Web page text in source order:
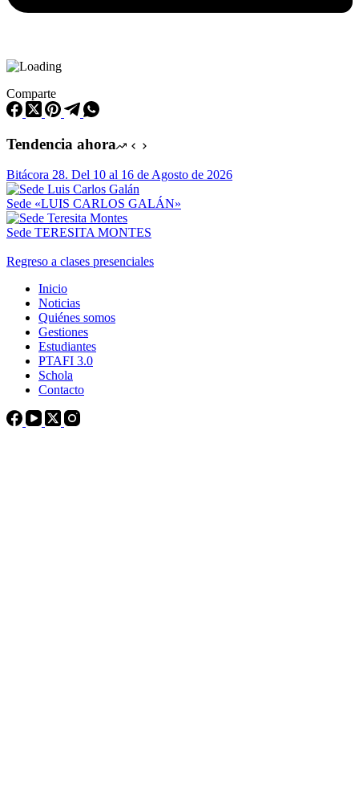
Comparte
Tendencia ahora
Bitácora 28. Del 10 al 16 de Agosto de 2026
Sede «LUIS CARLOS GALÁN»
Sede TERESITA MONTES
Regreso a clases presenciales
Inicio
Noticias
Quiénes somos
Gestiones
Estudiantes
PTAFI 3.0
Schola
Contacto